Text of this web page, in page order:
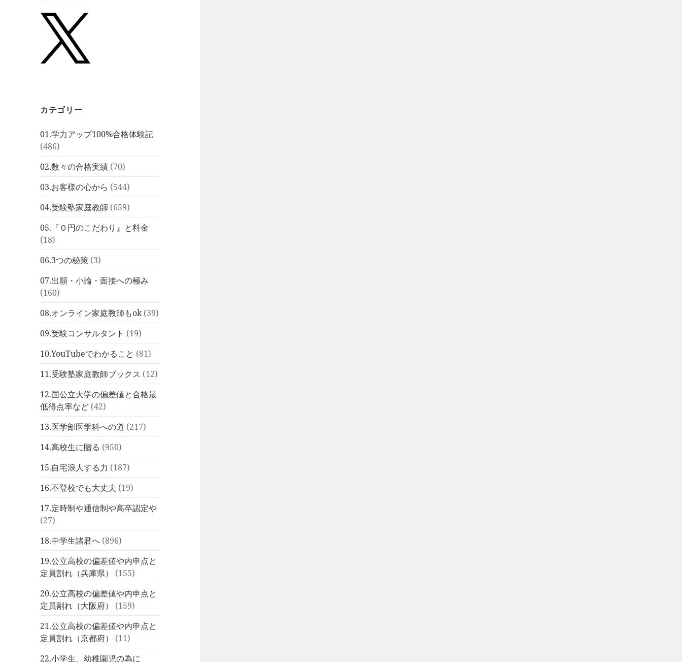
カテゴリー
01.学力アップ100%合格体験記
(486)
02.数々の合格実績 (70)
03.お客様の心から (544)
04.受験塾家庭教師 (659)
05.『０円のこだわり』と料金
(18)
06.3つの秘策 (3)
07.出願・小論・面接への極み
(160)
08.オンライン家庭教師もok(39)
09.受験コンサルタント (19)
10.YouTubeでわかること (81)
11.受験塾家庭教師ブックス (12)
12.国公立大学の偏差値と合格最
低得点率など (42)
13.医学部医学科への道 (217)
14.高校生に贈る (950)
15.自宅浪人する力 (187)
16.不登校でも大丈夫 (19)
17.定時制や通信制や高卒認定や
(27)
18.中学生諸君へ (896)
19.公立高校の偏差値や内申点と
定員割れ（兵庫県）
(155)
20.公立高校の偏差値や内申点と
定員割れ（大阪府）
(159)
21.公立高校の偏差値や内申点と
定員割れ（京都府）
(11)
22.小学生、幼稚園児の為に